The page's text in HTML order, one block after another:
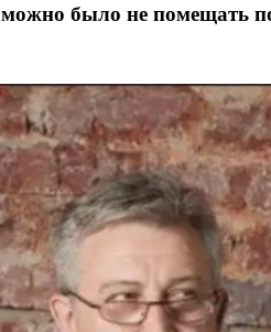
было не помещать